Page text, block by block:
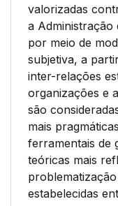
valorizadas
a Administração
por meio de
subjetiva, a
inter-relações
organizações e
são
mais
ferramentais de
teóricas mais
estabelecidas